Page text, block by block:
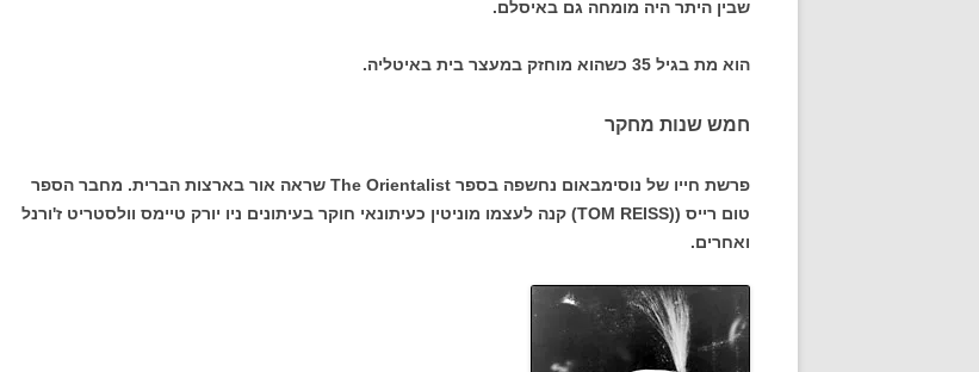
שבין היתר היה מומחה גם באיסלם.
הוא מת בגיל 35 כשהוא מוחזק במעצר בית באיטליה.
חמש שנות מחקר
פרשת חייו של נוסימבאום נחשפה בספר The Orientalist שראה אור בארצות הברית. מחבר הספר
טום רייס ((TOM REISS) קנה לעצמו מוניטין כעיתונאי חוקר בעיתונים ניו יורק טיימס וולסטריט ז'ורנל
ואחרים.